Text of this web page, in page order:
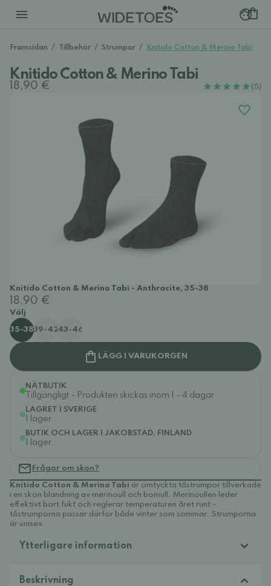
Framsidan / Tillbehör / Strumpor / Knitido Cotton & Merino Tabi
Knitido Cotton & Merino Tabi
18,90 € (5)
Knitido Cotton & Merino Tabi - Anthracite, 35-38
18,90 €
Välj
35-3839-4243-46
LÄGG I VARUKORGEN
NÄTBUTIK
Tillgängligt - Produkten skickas inom 1 - 4 dagar
LAGRET I SVERIGE
I lager
BUTIK OCH LAGER I JAKOBSTAD, FINLAND
I lager
Frågor om skon?
Knitido Cotton & Merino Tabi är omtyckta tåstrumpor tillverkade
i en skön blandning av merinoull och bomull. Merinoullen leder
effektivt bort fukt och reglerar temperaturen året runt -
tåstrumporna passar därför både vinter som sommar. Strumporna
är unisex.
Ytterligare information
Beskrivning